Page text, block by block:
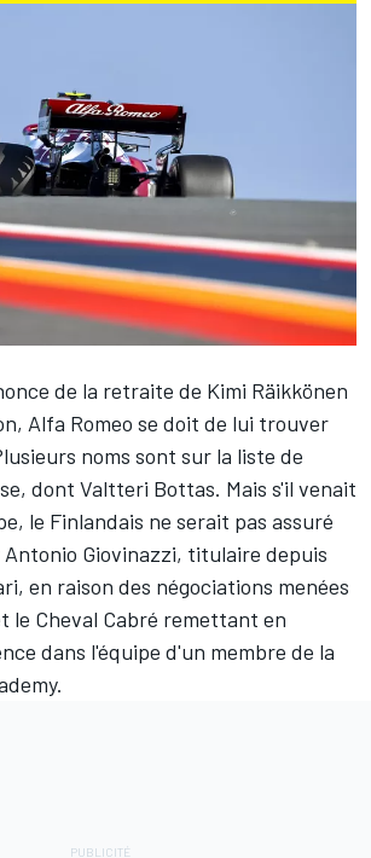
de la retraite de Kimi Räikkönen
Alfa Romeo se doit de lui trouver
noms sont sur la liste de
dont Valtteri Bottas. Mais s'il venait
le Finlandais ne serait pas assuré
Giovinazzi, titulaire depuis
, en raison des négociations menées
le Cheval Cabré remettant en
dans l'équipe d'un membre de la